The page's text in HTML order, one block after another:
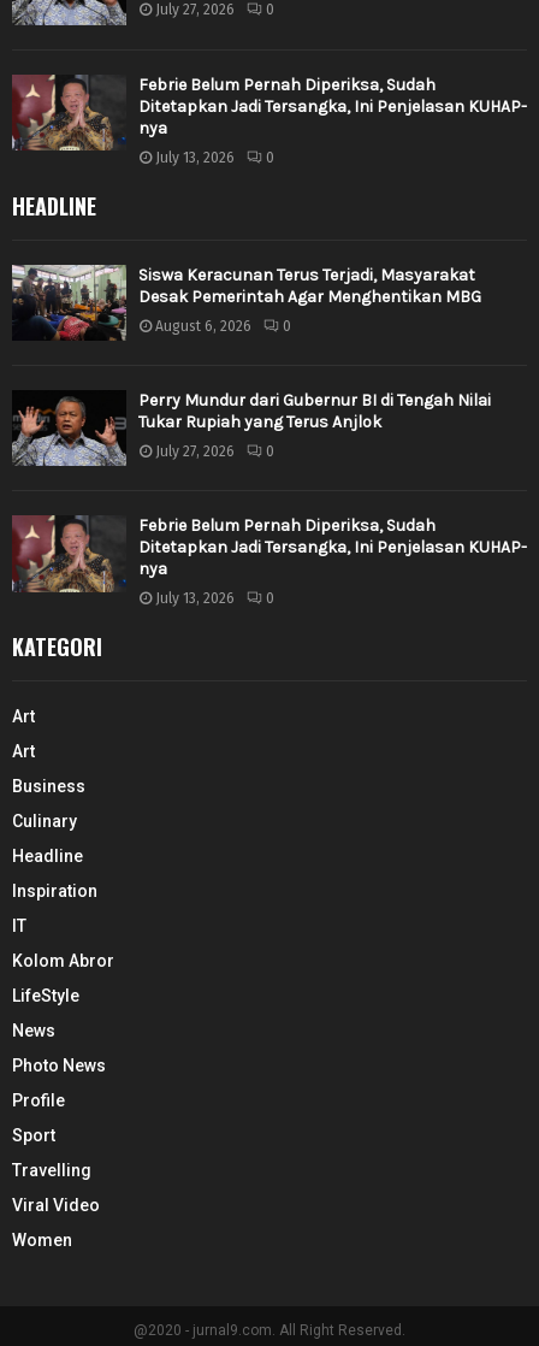
July 27, 2026 0
Febrie Belum Pernah Diperiksa, Sudah
Ditetapkan Jadi Tersangka, Ini Penjelasan KUHAP-
nya
July 13, 2026 0
HEADLINE
Siswa Keracunan Terus Terjadi, Masyarakat
Desak Pemerintah Agar Menghentikan MBG
August 6, 2026 0
Perry Mundur dari Gubernur BI di Tengah Nilai
Tukar Rupiah yang Terus Anjlok
July 27, 2026 0
Febrie Belum Pernah Diperiksa, Sudah
Ditetapkan Jadi Tersangka, Ini Penjelasan KUHAP-
nya
July 13, 2026 0
KATEGORI
Art
Art
Business
Culinary
Headline
Inspiration
IT
Kolom Abror
LifeStyle
News
Photo News
Profile
Sport
Travelling
Viral Video
Women
@2020 - jurnal9.com. All Right Reserved.